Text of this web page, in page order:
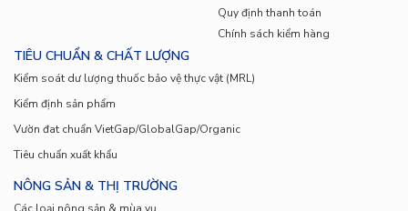
Quy định thanh toán
Chính sách kiểm hàng
TIÊU CHUẨN & CHẤT LƯỢNG
Kiểm soát dư lượng thuốc bảo vệ thực vật (MRL)
Kiểm định sản phẩm
Vườn đat chuẩn VietGap/GlobalGap/Organic
Tiêu chuẩn xuất khẩu
NÔNG SẢN & THỊ TRƯỜNG